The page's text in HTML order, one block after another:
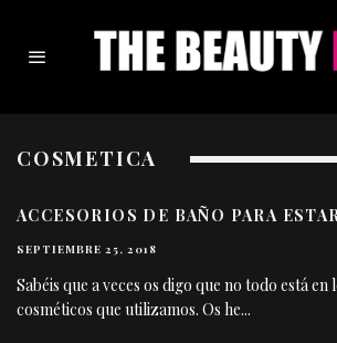
COSMETICA
ACCESORIOS DE BAÑO PARA
SEPTIEMBRE 25, 2018
Sabéis que a veces os digo que no todo está
cosméticos que utilizamos. Os he...